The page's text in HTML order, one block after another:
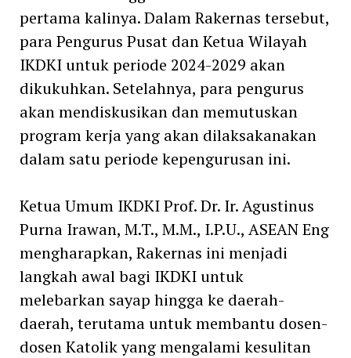
pertama kalinya. Dalam Rakernas tersebut,
para Pengurus Pusat dan Ketua Wilayah
IKDKI untuk periode 2024-2029 akan
dikukuhkan. Setelahnya, para pengurus
akan mendiskusikan dan memutuskan
program kerja yang akan dilaksakanakan
dalam satu periode kepengurusan ini.
Ketua Umum IKDKI Prof. Dr. Ir. Agustinus
Purna Irawan, M.T., M.M., I.P.U., ASEAN Eng
mengharapkan, Rakernas ini menjadi
langkah awal bagi IKDKI untuk
melebarkan sayap hingga ke daerah-
daerah, terutama untuk membantu dosen-
dosen Katolik yang mengalami kesulitan